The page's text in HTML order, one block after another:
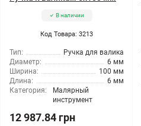
В наличии
Код Товара: 3213
Тип:
Ручка для валика
Диаметр:
6 мм
Ширина:
100 мм
Длина:
6 мм
Категория:
Малярный
инструмент
12 987.84 грн